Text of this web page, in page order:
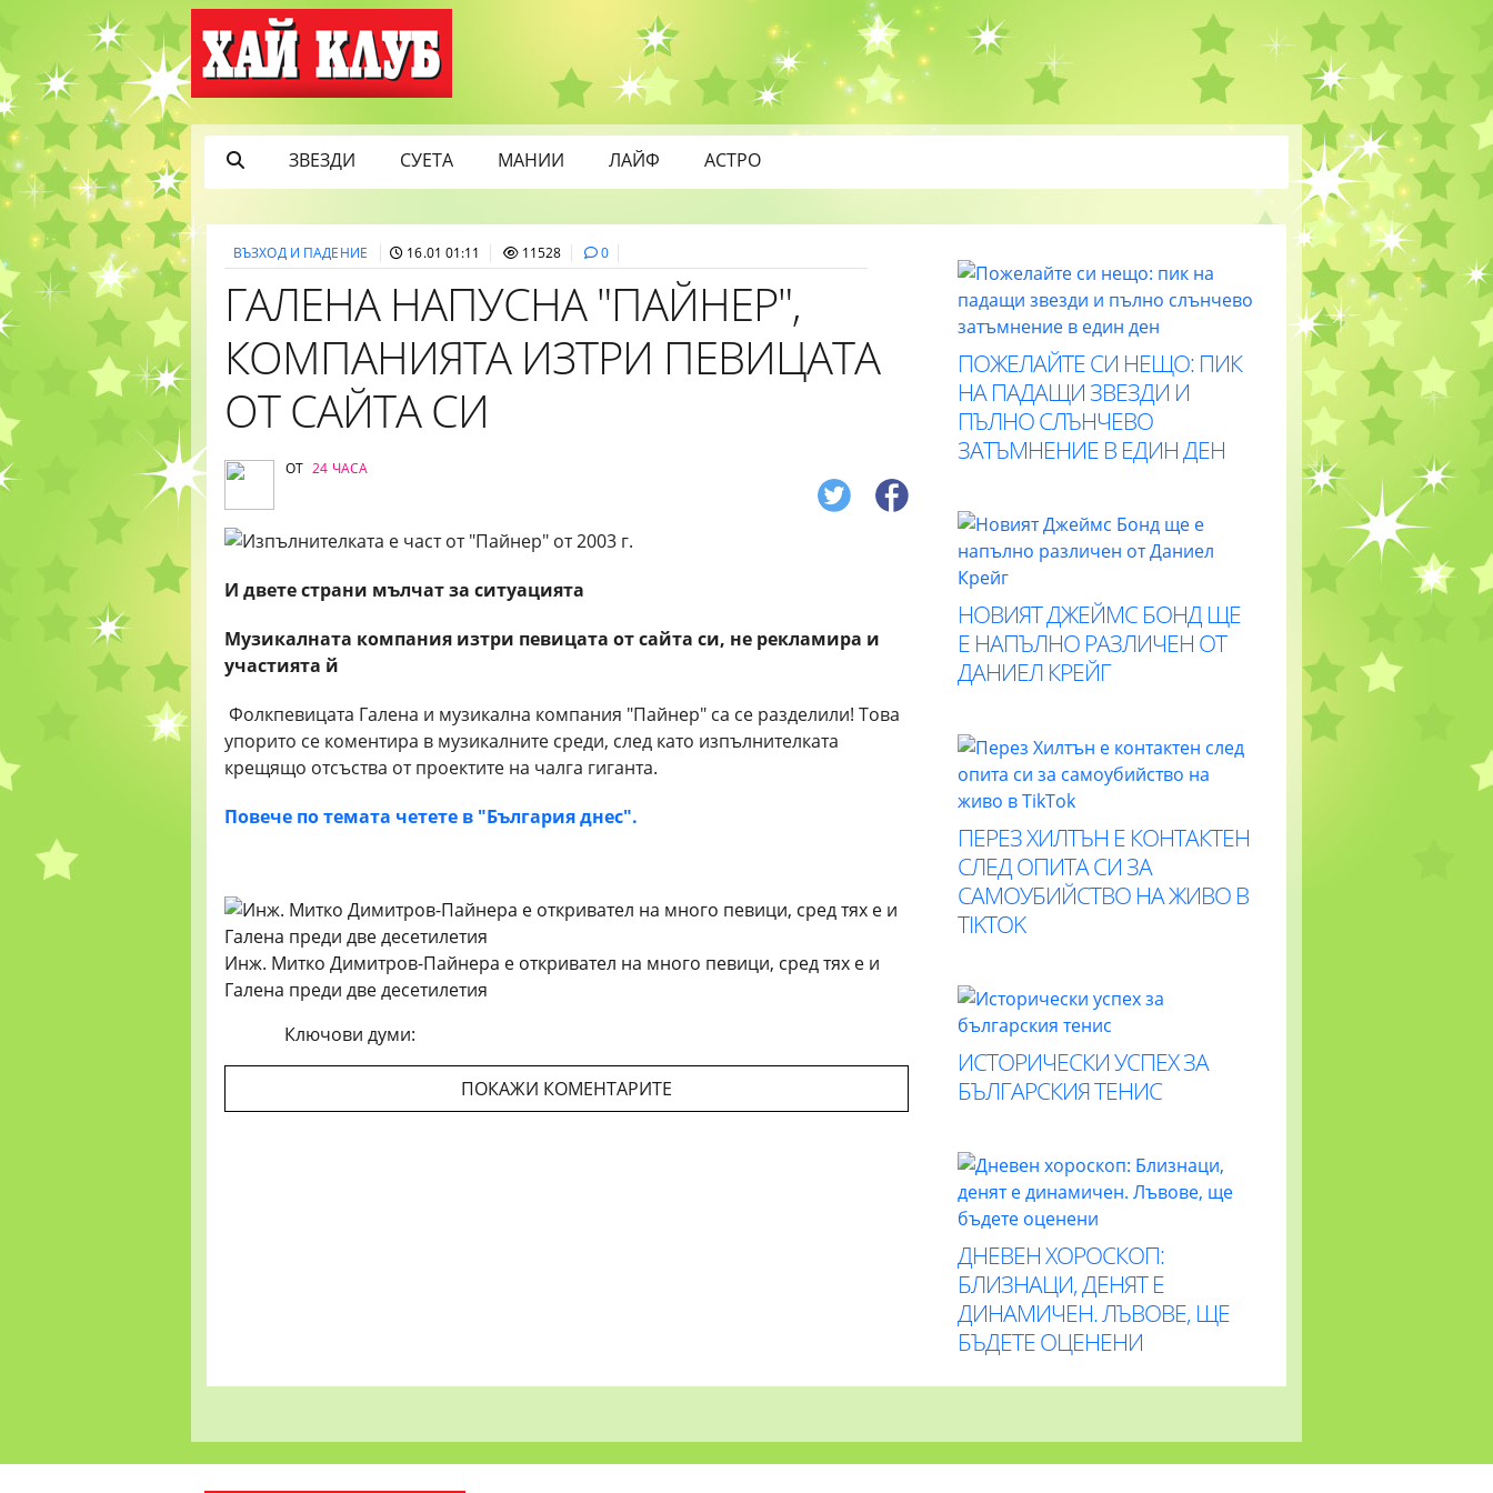
ЗВЕЗДИ СУЕТА МАНИИ ЛАЙФ АСТРО
ВЪЗХОД И ПАДЕНИЕ 16.01 01:11 11528 0
ГАЛЕНА НАПУСНА "ПАЙНЕР",
КОМПАНИЯТА ИЗТРИ ПЕВИЦАТА
ОТ САЙТА СИ
ОТ 24 ЧАСА
И двете страни мълчат за ситуацията
Музикалната компания изтри певицата от сайта си, не рекламира и
участията й
Фолкпевицата Галена и музикална компания "Пайнер" са се разделили! Това
упорито се коментира в музикалните среди, след като изпълнителката
крещящо отсъства от проектите на чалга гиганта.
Повече по темата четете в "България днес".
Инж. Митко Димитров-Пайнера е откривател на много певици, сред тях е и
Галена преди две десетилетия
Ключови думи:
ПОКАЖИ КОМЕНТАРИТЕ
ПОЖЕЛАЙТЕ СИ НЕЩО: ПИК
НА ПАДАЩИ ЗВЕЗДИ И
ПЪЛНО СЛЪНЧЕВО
ЗАТЪМНЕНИЕ В ЕДИН ДЕН
НОВИЯТ ДЖЕЙМС БОНД ЩЕ
Е НАПЪЛНО РАЗЛИЧЕН ОТ
ДАНИЕЛ КРЕЙГ
ПЕРЕЗ ХИЛТЪН Е КОНТАКТЕН
СЛЕД ОПИТА СИ ЗА
САМОУБИЙСТВО НА ЖИВО В
TIKTOK
ИСТОРИЧЕСКИ УСПЕХ ЗА
БЪЛГАРСКИЯ ТЕНИС
ДНЕВЕН ХОРОСКОП:
БЛИЗНАЦИ, ДЕНЯТ Е
ДИНАМИЧЕН. ЛЪВОВЕ, ЩЕ
БЪДЕТЕ ОЦЕНЕНИ